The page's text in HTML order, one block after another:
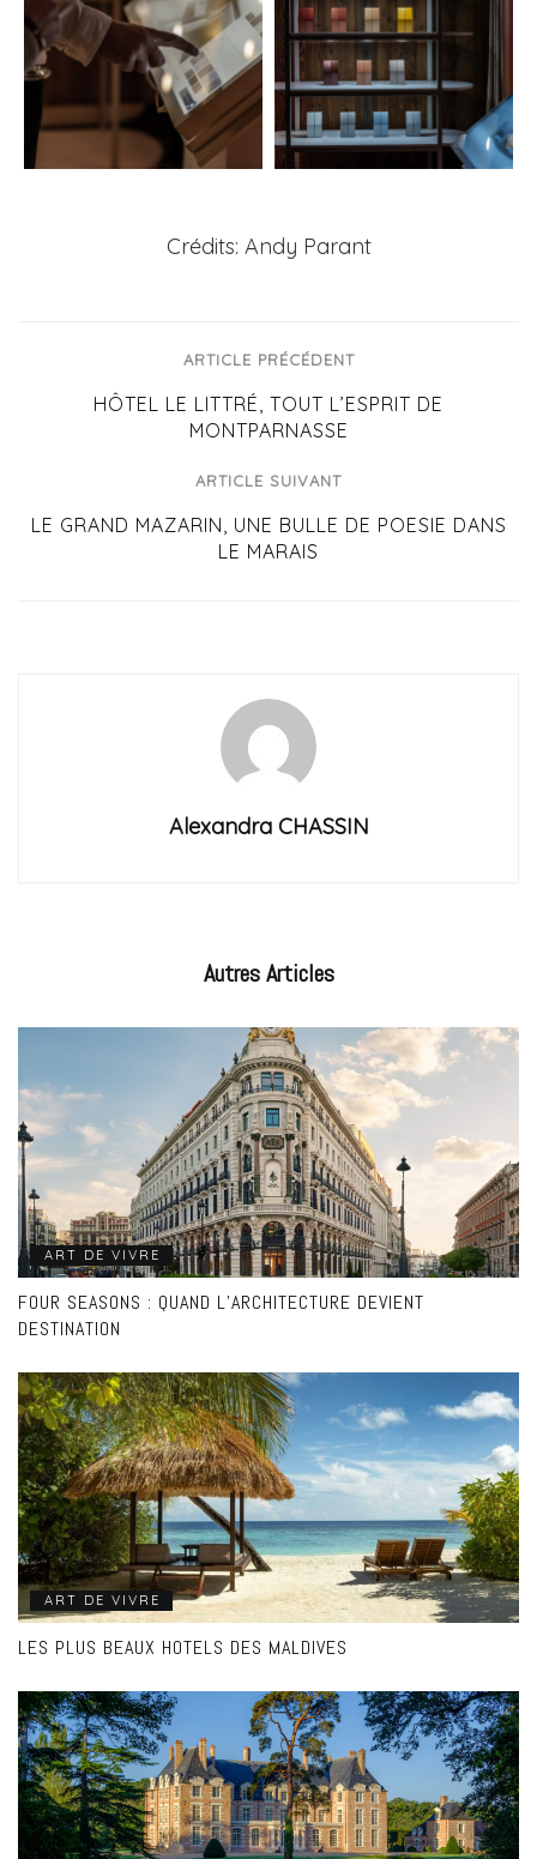
Crédits: Andy Parant
ARTICLE PRÉCÉDENT
HÔTEL LE LITTRÉ, TOUT L’ESPRIT DE
MONTPARNASSE
ARTICLE SUIVANT
LE GRAND MAZARIN, UNE BULLE DE POESIE DANS
LE MARAIS
Alexandra CHASSIN
AutresArticles
ART DE VIVRE
FOUR SEASONS : QUAND L’ARCHITECTURE DEVIENT
DESTINATION
ART DE VIVRE
LES PLUS BEAUX HOTELS DES MALDIVES